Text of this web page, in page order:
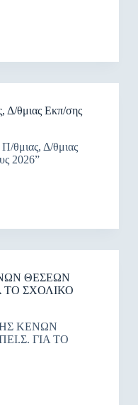
Δ/θμιας Εκπ/σης
θμιας, Δ/θμιας
2026”
ΘΕΣΕΩΝ
ΤΟ ΣΧΟΛΙΚΟ
ΚΕΝΩΝ
ΓΙΑ ΤΟ